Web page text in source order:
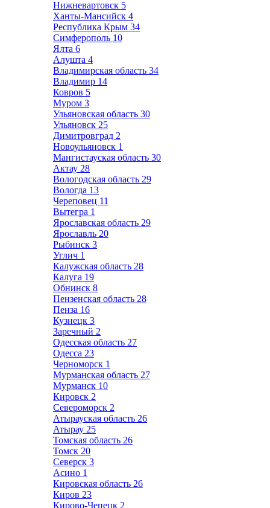
Нижневартовск 5
Ханты-Мансийск 4
Республика Крым 34
Симферополь 10
Ялта 6
Алушта 4
Владимирская область 34
Владимир 14
Ковров 5
Муром 3
Ульяновская область 30
Ульяновск 25
Димитровград 2
Новоульяновск 1
Мангистауская область 30
Актау 28
Вологодская область 29
Вологда 13
Череповец 11
Вытегра 1
Ярославская область 29
Ярославль 20
Рыбинск 3
Углич 1
Калужская область 28
Калуга 19
Обнинск 8
Пензенская область 28
Пенза 16
Кузнецк 3
Заречный 2
Одесская область 27
Одесса 23
Черноморск 1
Мурманская область 27
Мурманск 10
Кировск 2
Североморск 2
Атырауская область 26
Атырау 25
Томская область 26
Томск 20
Северск 3
Асино 1
Кировская область 26
Киров 23
Кирово-Чепецк 2